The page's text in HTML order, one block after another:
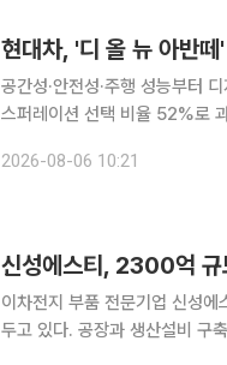
현대차, '디 올 뉴 아반
공간성·안전성·주행 성능부터
스퍼레이션 선택 비율 52%로 과반… 하이브리드
아반떼가 계약 첫날 총 1만1094
2026-08-06 10:21
신성에스티, 2300억 규
이차전지 부품 전문기업 신성
두고 있다. 공장과 생산설비 구